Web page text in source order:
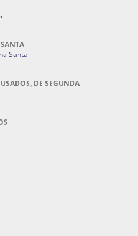
Santa
DE SEGUNDA